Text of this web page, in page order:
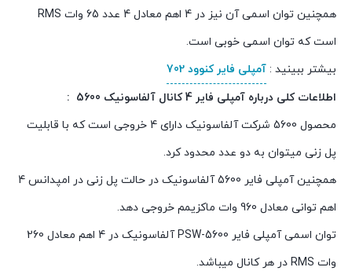
همچنین توان اسمی آن نیز در 4 اهم معادل 4 عدد 65 وات RMS
است که توان اسمی خوبی است.
بیشتر ببینید : آمپلی فایر کنوود 702
اطلاعات کلی درباره آمپلی فایر 4 کانال آلفاسونیک 5600
:
محصول 5600 شرکت آلفاسونیک دارای 4 خروجی است که با قابلیت
پل زنی میتوان به دو عدد محدود کرد.
همچنین آمپلی فایر 5600 آلفاسونیک در حالت پل زنی در امپدانس 4
اهم توانی معادل 960 وات ماکزیمم خروجی دهد.
توان اسمی آمپلی فایر PSW-5600 آلفاسونیک در 4 اهم معادل 260
وات RMS در هر کانال میباشد.